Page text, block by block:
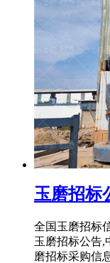
玉磨招标
全国玉磨招标
玉磨招标公告,
磨招标采购信